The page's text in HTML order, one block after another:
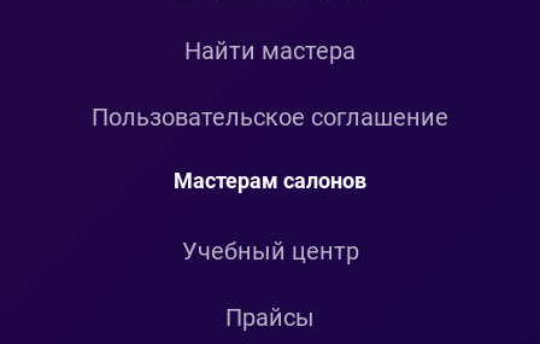
Найти мастера
Пользовательское соглашение
Мастерам салонов
Учебный центр
Прайсы